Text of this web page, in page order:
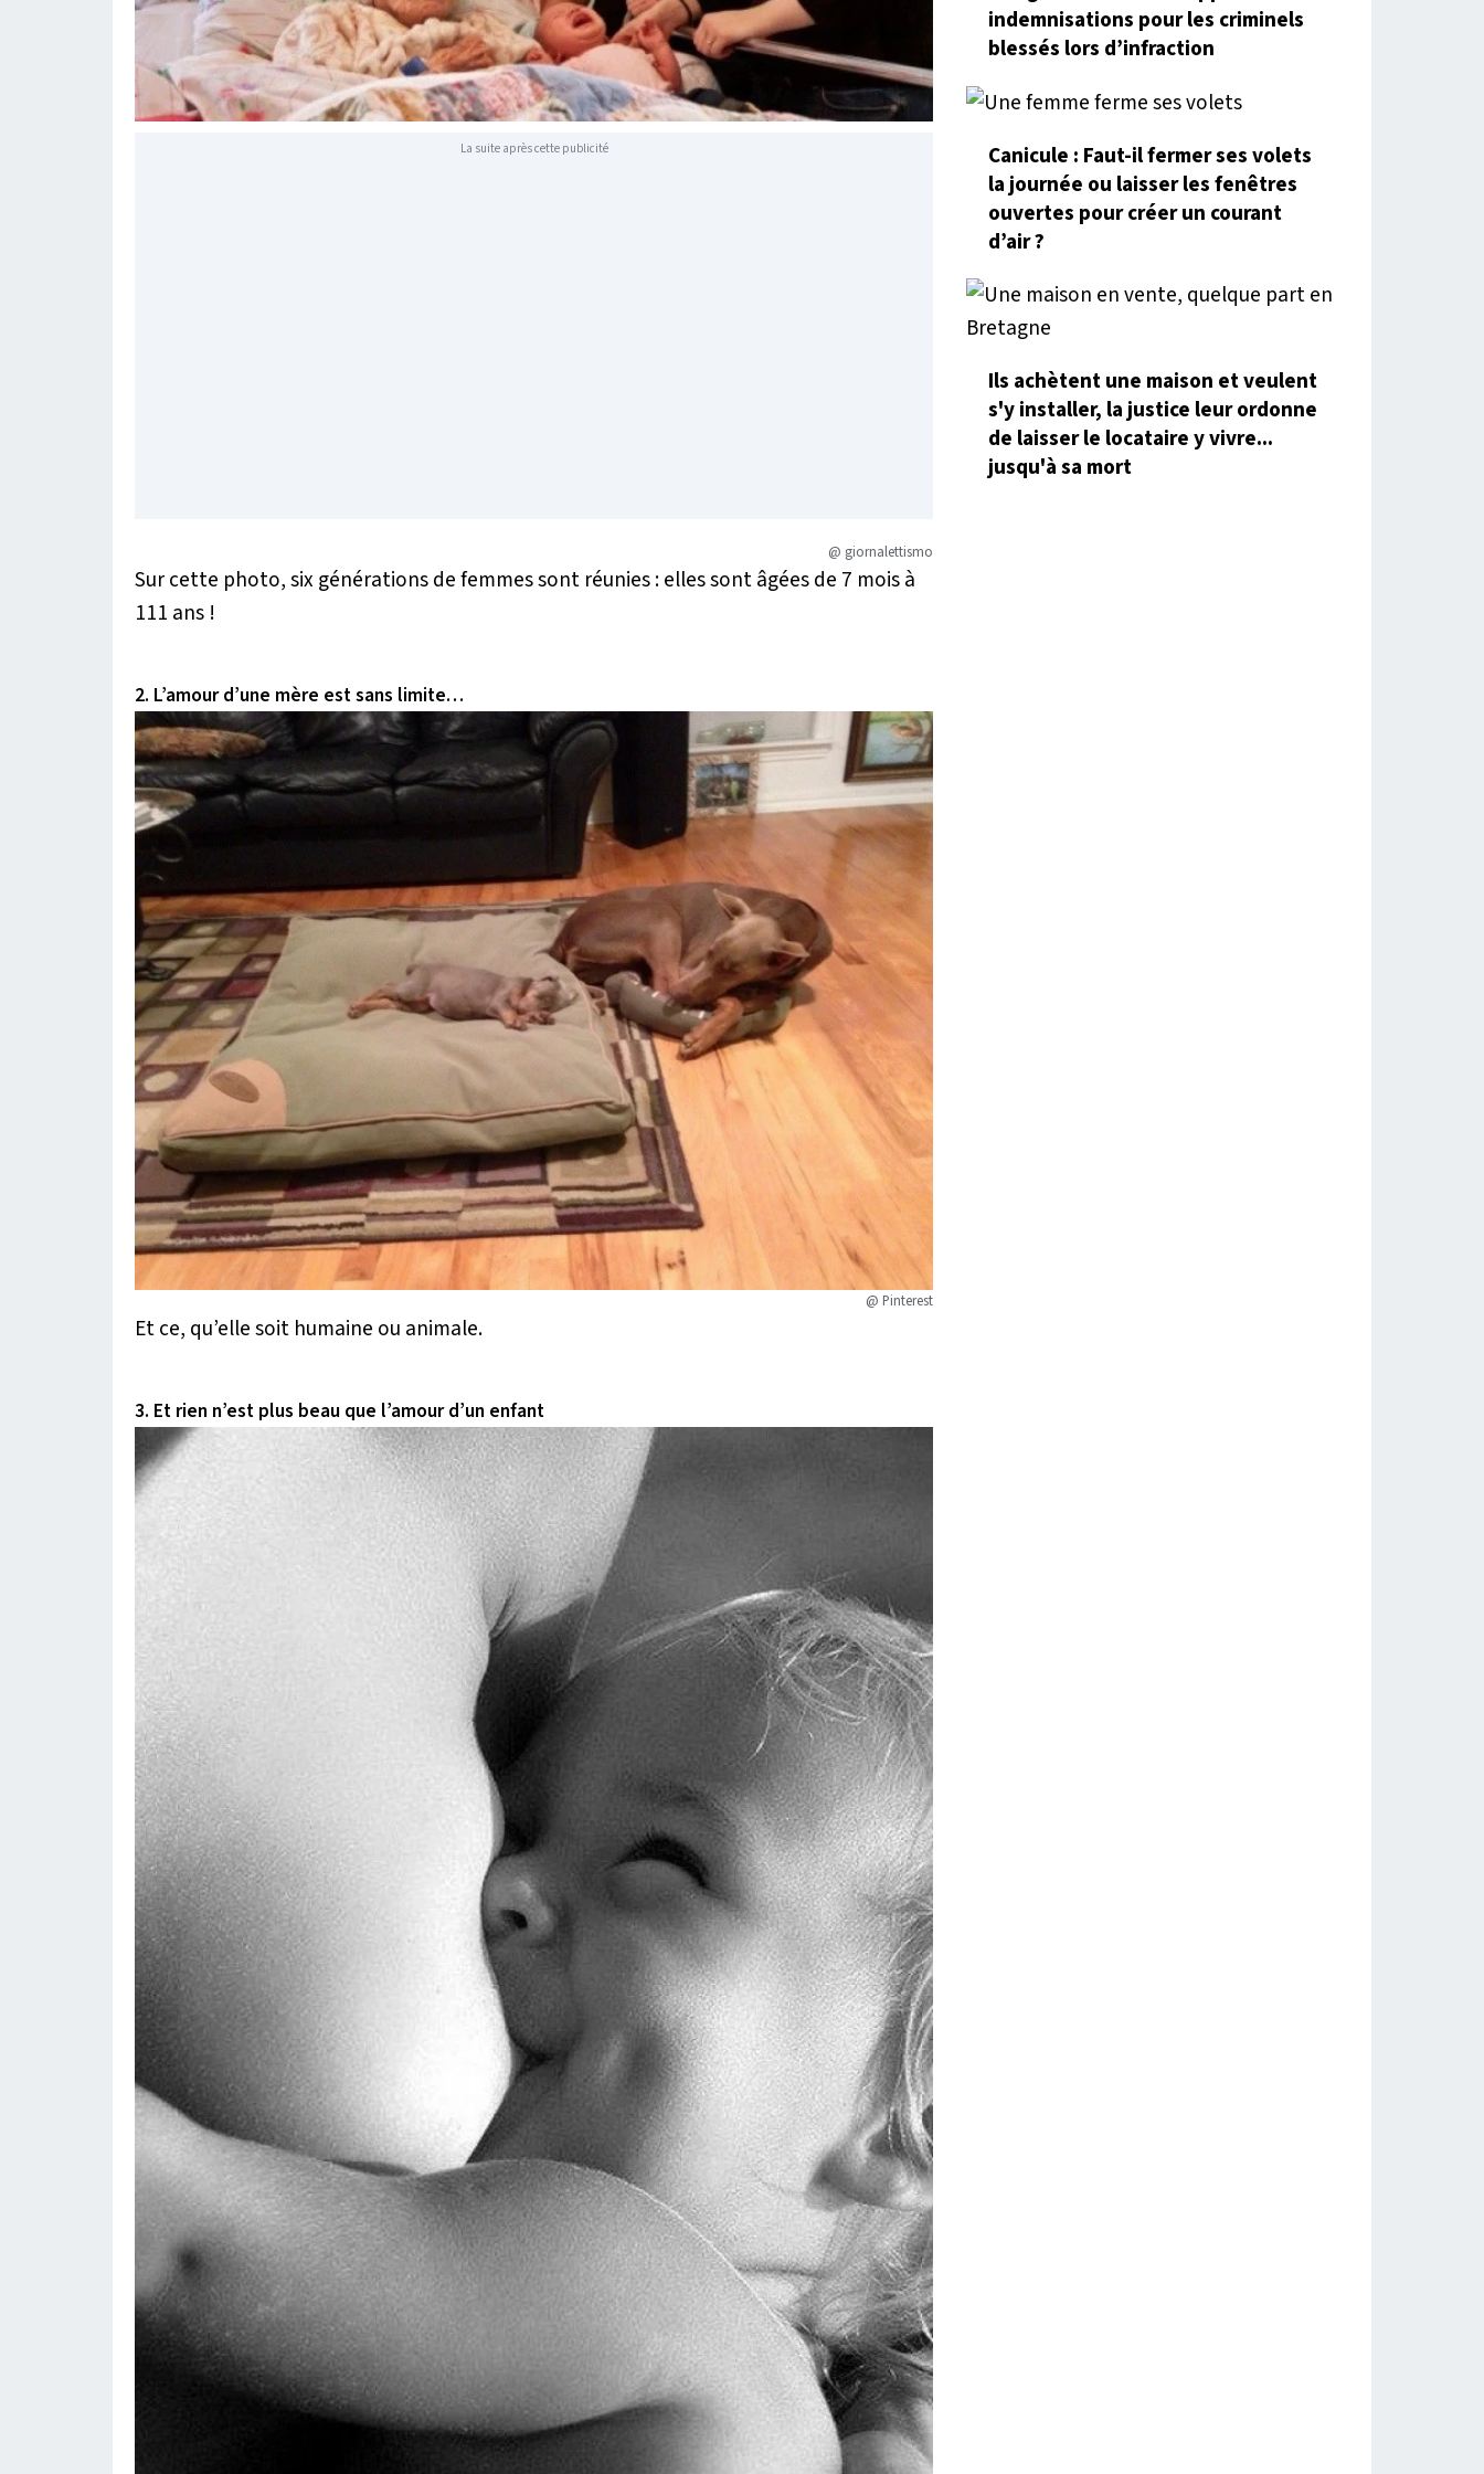
La suite après cette publicité
@ giornalettismo
Sur cette photo, six générations de femmes sont réunies : elles sont âgées de 7 mois à
111 ans !
2. L’amour d’une mère est sans limite…
@ Pinterest
Et ce, qu’elle soit humaine ou animale.
3. Et rien n’est plus beau que l’amour d’un enfant
indemnisations pour les criminels
blessés lors d’infraction
Canicule : Faut-il fermer ses volets
la journée ou laisser les fenêtres
ouvertes pour créer un courant
d’air ?
Ils achètent une maison et veulent
s'y installer, la justice leur ordonne
de laisser le locataire y vivre...
jusqu'à sa mort